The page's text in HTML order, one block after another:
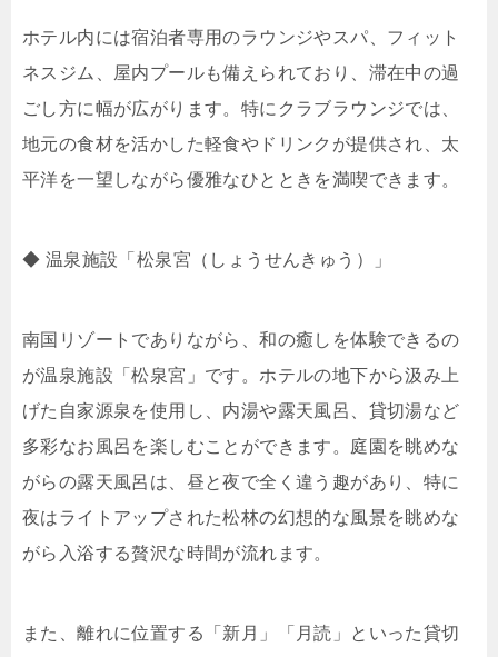
ホテル内には宿泊者専用のラウンジやスパ、フィット
ネスジム、屋内プールも備えられており、滞在中の過
ごし方に幅が広がります。特にクラブラウンジでは、
地元の食材を活かした軽食やドリンクが提供され、太
平洋を一望しながら優雅なひとときを満喫できます。
◆ 温泉施設「松泉宮（しょうせんきゅう）」
南国リゾートでありながら、和の癒しを体験できるの
が温泉施設「松泉宮」です。ホテルの地下から汲み上
げた自家源泉を使用し、内湯や露天風呂、貸切湯など
多彩なお風呂を楽しむことができます。庭園を眺めな
がらの露天風呂は、昼と夜で全く違う趣があり、特に
夜はライトアップされた松林の幻想的な風景を眺めな
がら入浴する贅沢な時間が流れます。
また、離れに位置する「新月」「月読」といった貸切